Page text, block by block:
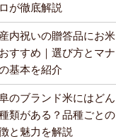
が徹底解説
内祝いの贈答品にお米
すすめ｜選び方とマナ
基本を紹介
のブランド米にはどん
類がある？品種ごとの
と魅力を解説